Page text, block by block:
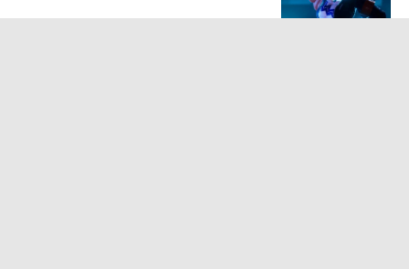
2026-07-22 10:34:34